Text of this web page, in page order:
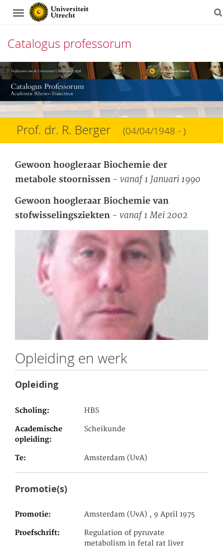
Navigation
Catalogus professorum
Direct
naar
het
inhoud
Prof. dr. R. Berger (04/04/1948 - )
Gewoon hoogleraar Biochemie der
metabole stoornissen - vanaf 1 Januari 1990
Gewoon hoogleraar Biochemie van
stofwisselingsziekten - vanaf 1 Mei 2002
Opleiding en werk
Opleiding
Scholing HBS
Academische
opleiding
Scheikunde
Te Amsterdam (UvA)
Promotie(s)
Promotie Amsterdam (UvA) , 9 April 1975
Proefschrift
Regulation of pyruvate
metabolism in fetal rat liver